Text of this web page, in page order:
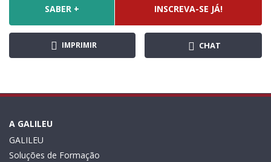
SABER + INSCREVA-SE JÁ!
IMPRIMIR CHAT
A GALILEU
GALILEU
Soluções de Formação